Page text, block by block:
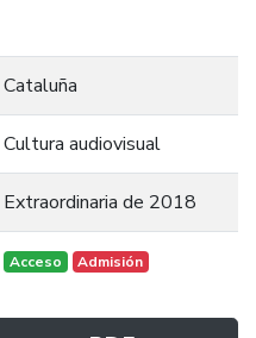
Cataluña
Cultura audiovisual
Extraordinaria de 2018
Acceso Admisión